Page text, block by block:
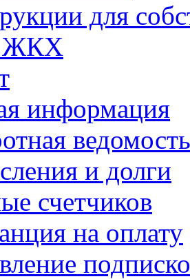
для
ЖКХ
информация
ведомость
и долги
счетчиков
на оплату